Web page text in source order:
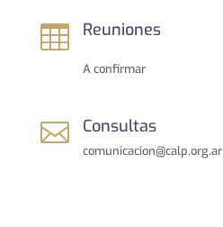
 Reuniones
A confirmar
 Consultas
comunicacion@calp.org.ar